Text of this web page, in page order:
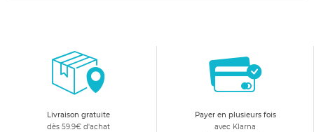
Livraison gratuite
dès 59.9€ d'achat
Payer en plusieurs fois
avec Klarna